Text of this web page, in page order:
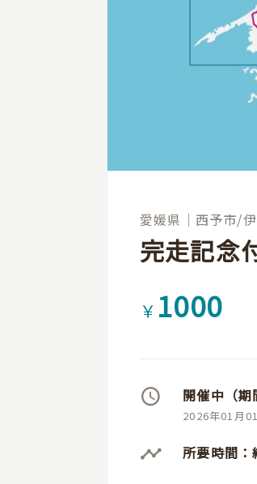
愛媛県 ｜ 西予市/
完走記念
￥ 1000
開催中（期
2026年01月
所要時間